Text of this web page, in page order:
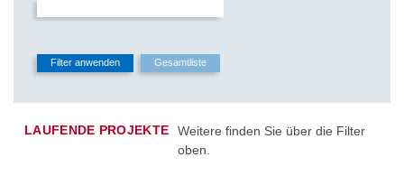
LAUFENDE PROJEKTE
Weitere finden Sie über die Filter
oben.